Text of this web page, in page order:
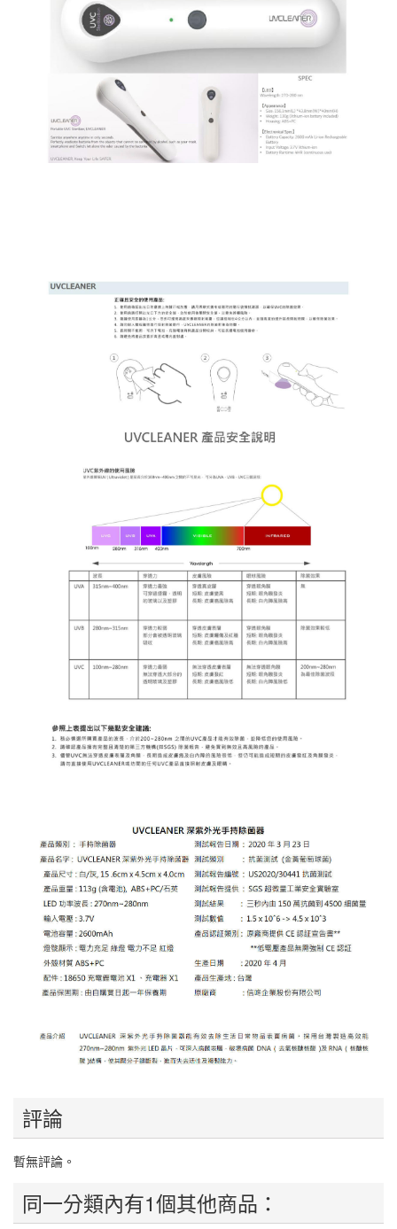
評論
暫無評論。
同一分類內有1個其他商品：